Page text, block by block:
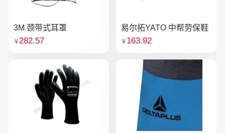
3M 颈带式耳罩
￥282.57
易尔拓YATO 中帮劳保鞋
￥ 163.92